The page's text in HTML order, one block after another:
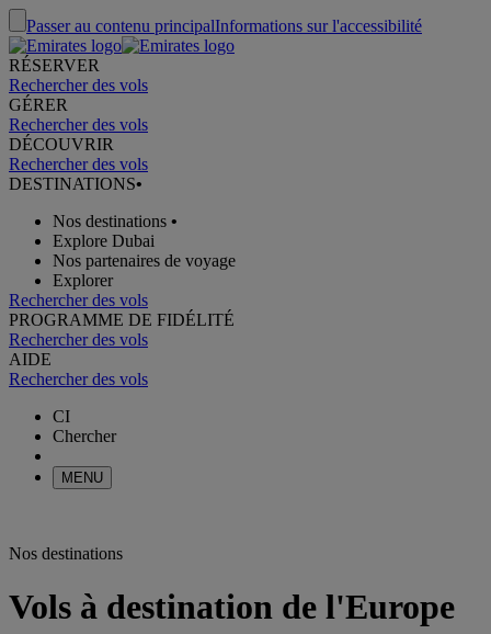
Passer au contenu principalInformations sur l'accessibilité
RÉSERVER
Rechercher des vols
GÉRER
Rechercher des vols
DÉCOUVRIR
Rechercher des vols
DESTINATIONS•
Nos destinations •
Explore Dubai
Nos partenaires de voyage
Explorer
Rechercher des vols
PROGRAMME DE FIDÉLITÉ
Rechercher des vols
AIDE
Rechercher des vols
CI
Chercher
MENU
Nos destinations
Vols à destination de l'Europe